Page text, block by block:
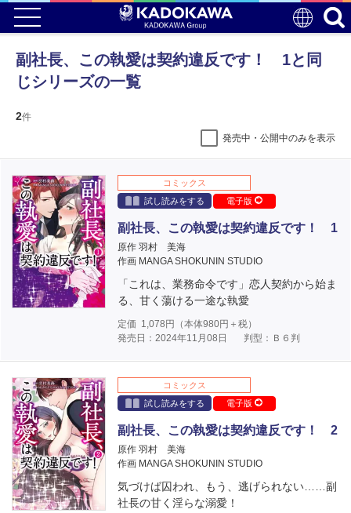
副社長、この執愛は契約違反です！ 1と同
じシリーズの一覧
2件
発売中・公開中のみを表示
コミックス
試し読みをする
電子版
副社長、この執愛は契約違反です！ 1
原作 羽村 美海
作画 MANGA SHOKUNIN STUDIO
「これは、業務命令です」恋人契約から始ま
る、甘く蕩ける一途な執愛
定価 1,078 円（本体980円＋税）
発売日：2024年11月08日
判型：Ｂ６判
コミックス
試し読みをする
電子版
副社長、この執愛は契約違反です！ 2
原作 羽村 美海
作画 MANGA SHOKUNIN STUDIO
気づけば囚われ、もう、逃げられない……副
社長の甘く淫らな溺愛！